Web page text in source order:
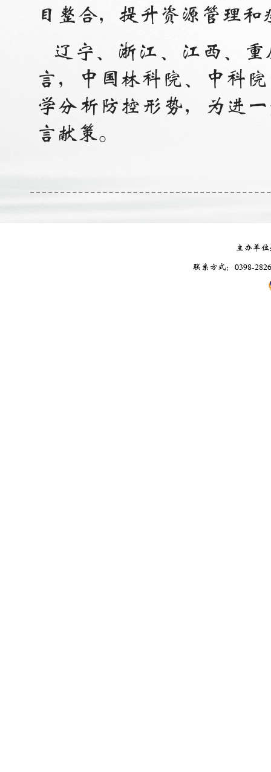
目整合，提升资源管理
辽宁、浙江、江西、
言，中国林科院、中科
学分析防控形势，为进
言献策。
主办单
联系方式：0398-